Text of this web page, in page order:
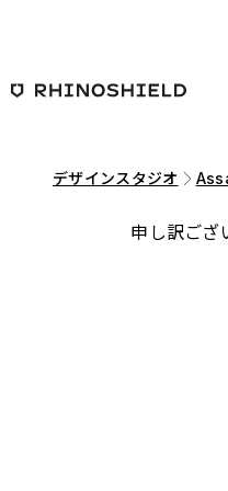
デザインスタジオ
申し訳ござ